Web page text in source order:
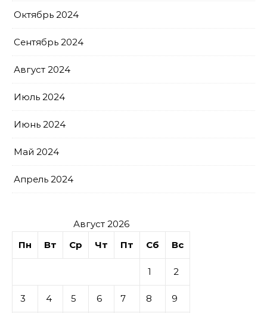
Октябрь 2024
Сентябрь 2024
Август 2024
Июль 2024
Июнь 2024
Май 2024
Апрель 2024
Август 2026
Пн
Вт Ср Чт Пт Сб Вс
1 2
3 4 5 6 7 8 9